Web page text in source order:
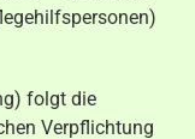
folgt die
Verpflichtung